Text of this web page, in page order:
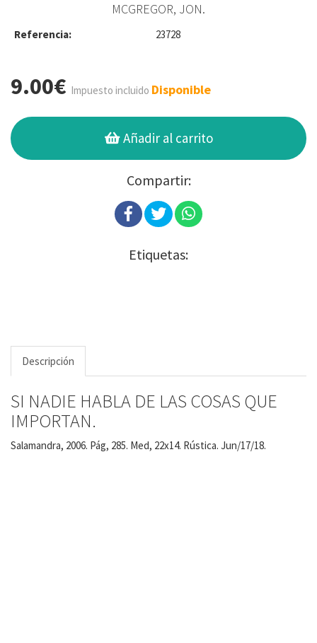
MCGREGOR, JON.
Referencia: 23728
9.00€ Impuesto incluido Disponible
Añadir al carrito
Compartir:
Etiquetas:
Descripción
SI NADIE HABLA DE LAS COSAS QUE
IMPORTAN.
Salamandra, 2006. Pág, 285. Med, 22x14. Rústica. Jun/17/18.